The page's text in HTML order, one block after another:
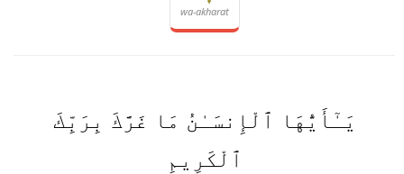
wa-akharat
يَـٰٓأَيُّهَا ٱلْإِنسَـٰنُ مَا غَرَّكَ بِرَبِّكَ
ٱلْكَرِيمِ